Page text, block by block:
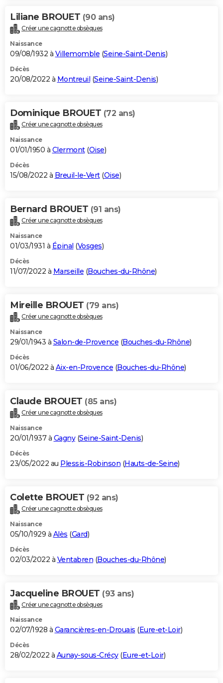
Liliane BROUET (90 ans)
Créer une cagnotte obsèques
Naissance
09/08/1932 à Villemomble (Seine-Saint-Denis)
Décès
20/08/2022 à Montreuil (Seine-Saint-Denis)
Dominique BROUET (72 ans)
Créer une cagnotte obsèques
Naissance
01/01/1950 à Clermont(Oise)
Décès
15/08/2022 à Breuil-le-Vert(Oise)
Bernard BROUET (91 ans)
Créer une cagnotte obsèques
Naissance
01/03/1931 à Épinal (Vosges)
Décès
11/07/2022 à Marseille (Bouches-du-Rhône)
Mireille BROUET (79 ans)
Créer une cagnotte obsèques
Naissance
29/01/1943 à Salon-de-Provence (Bouches-du-Rhône)
Décès
01/06/2022 à Aix-en-Provence (Bouches-du-Rhône)
Claude BROUET (85 ans)
Créer une cagnotte obsèques
Naissance
20/01/1937 à Gagny(Seine-Saint-Denis)
Décès
23/05/2022 au Plessis-Robinson (Hauts-de-Seine)
Colette BROUET (92 ans)
Créer une cagnotte obsèques
Naissance
05/10/1929 à Alès (Gard)
Décès
02/03/2022 à Ventabren (Bouches-du-Rhône)
Jacqueline BROUET (93 ans)
Créer une cagnotte obsèques
Naissance
02/07/1928 à Garancières-en-Drouais (Eure-et-Loir)
Décès
28/02/2022 à Aunay-sous-Crécy(Eure-et-Loir)